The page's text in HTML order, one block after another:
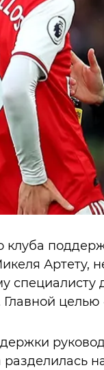
клуба
Артету,
специалисту